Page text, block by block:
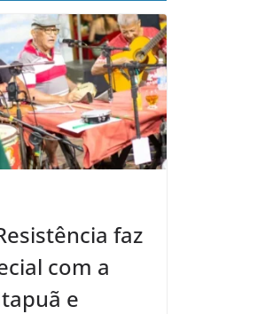
faz
com a
e